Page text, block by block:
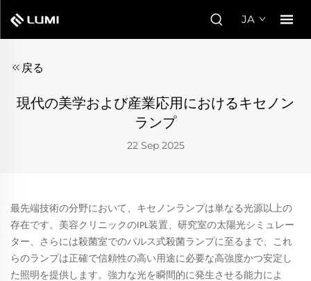
JA
戻る
現代の美学および産業応用におけるキセノン
ランプ
22 Sep 2025
最先端技術の分野において、キセノンランプは単なる光源以上の
存在です。美容クリニックのIPL装置、研究室の太陽光シミュレー
ター、さらには殺菌室でのパルス式殺菌ランプに至るまで、これ
らのランプは正確で信頼性の高い用途に必要な高強度かつ安定し
た照明を提供します。強力な光を瞬間的に発生させる能力によ